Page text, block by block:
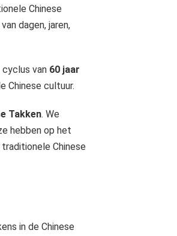
Chinese
dagen, jaren,
cyclus van 60 jaar
Chinese cultuur.
Takken. We
hebben op het
Chinese
in de Chinese